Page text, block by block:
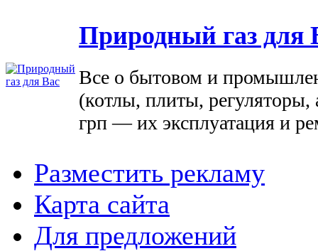
Природный газ для
Все о бытовом и
(котлы, плиты, регуляторы,
грп — их эксплуатация и
Разместить рекламу
Карта сайта
Для предложений